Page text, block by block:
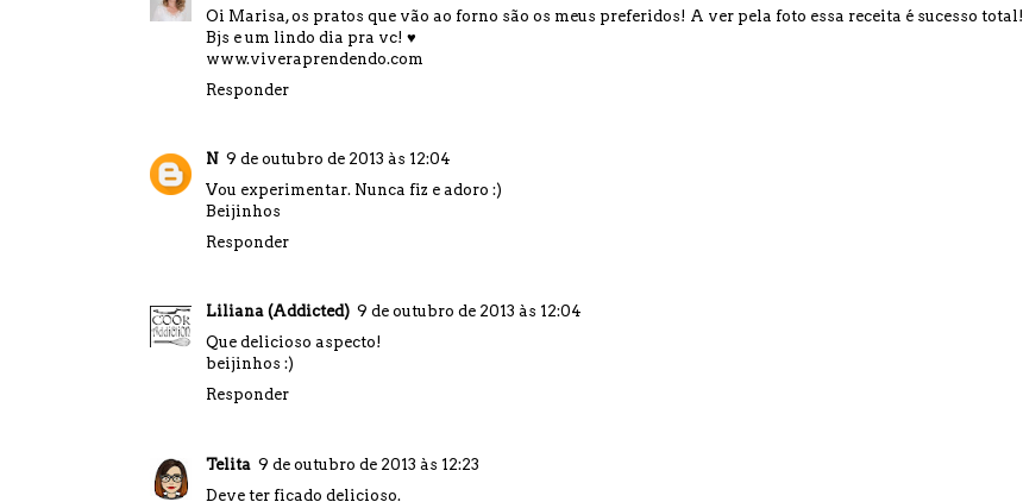
Oi Marisa, os pratos que vão ao forno são os meus preferidos! A ver pela foto essa receita é sucesso total!
Bjs e um lindo dia pra vc! ♥
www.viveraprendendo.com
Responder
N 9 de outubro de 2013 às 12:04
Vou experimentar. Nunca fiz e adoro :)
Beijinhos
Responder
Liliana (Addicted) 9 de outubro de 2013 às 12:04
Que delicioso aspecto!
beijinhos :)
Responder
Telita 9 de outubro de 2013 às 12:23
Deve ter ficado delicioso.